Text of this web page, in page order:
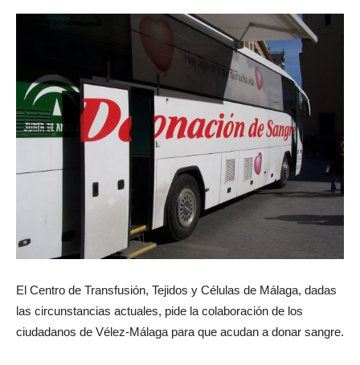
El Centro de Transfusión, Tejidos y Células de Málaga, dadas
las circunstancias actuales, pide la colaboración de los
ciudadanos de Vélez-Málaga para que acudan a donar sangre.